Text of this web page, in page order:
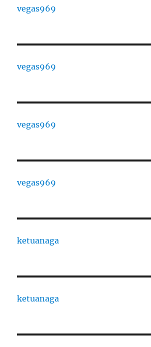
vegas969
vegas969
vegas969
vegas969
ketuanaga
ketuanaga